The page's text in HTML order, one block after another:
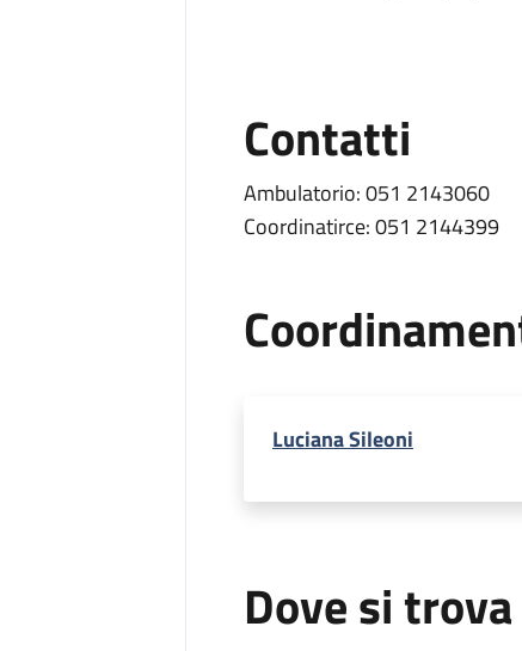
Contatti
Ambulatorio: 051 2143060
Coordinatirce: 051 2144399
Luciana Sileoni
Dove si trova